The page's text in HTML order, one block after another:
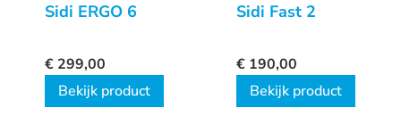
Sidi ERGO 6
€ 299,00
Bekijk product
Sidi Fast 2
€ 190,00
Bekijk product